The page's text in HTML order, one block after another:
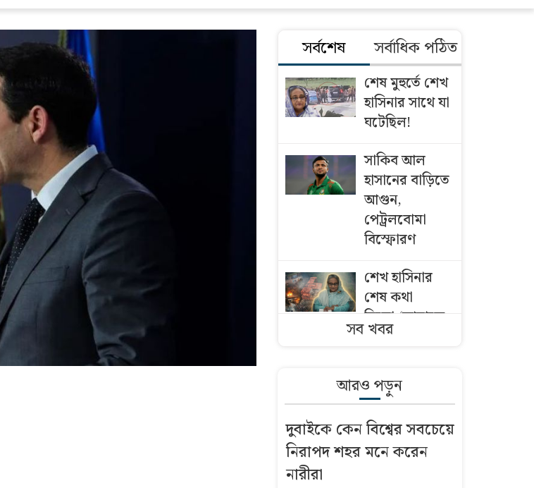
সর্বশেষ সর্বাধিক পঠিত
শেষ মুহুর্তে শেখ
হাসিনার সাথে যা
ঘটেছিল!
সাকিব আল
হাসানের বাড়িতে
আগুন,
পেট্রলবোমা
বিস্ফোরণ
শেখ হাসিনার
শেষ কথা
ছিলো-‘আমাকে
গুলি করে মেরে
কী আছে জুলাই
গণঅভ্যুত্থান
নিয়ে ‘বিতর্কিত’
ডকুমেন্টারিতে?
সব খবর
আরও পড়ুন
দুবাইকে কেন বিশ্বের সবচেয়ে
নিরাপদ শহর মনে করেন
নারীরা